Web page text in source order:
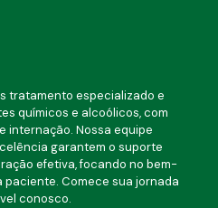
tratamento especializado e
químicos e alcoólicos, com
internação. Nossa equipe
garantem o suporte
efetiva, focando no bem-
Comece sua jornada
conosco.